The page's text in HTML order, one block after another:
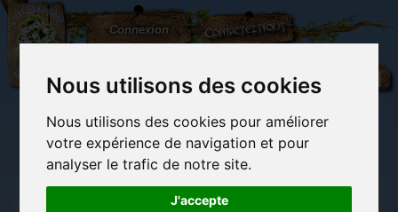
Nous utilisons des cookies
Nous utilisons des cookies pour améliorer
votre expérience de navigation et pour
analyser le trafic de notre site.
J'accepte
L'Arbre
aux
100.000
Connexion Contactez-nous
(vide)